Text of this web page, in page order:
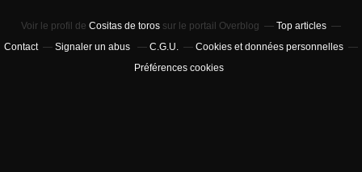
Voir le profil de Cositas de toros sur le portail Overblog
Top articles
Contact
Signaler un abus C.G.U.
Cookies et données personnelles
Préférences cookies